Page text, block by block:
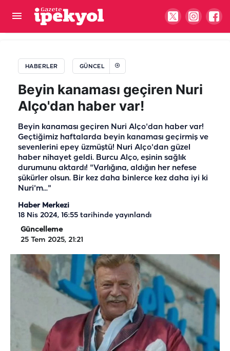
HABERLER GÜNCEL
Beyin kanaması geçiren Nuri
Alço'dan haber var!
Beyin kanaması geçiren Nuri Alço'dan haber var!
Geçtiğimiz haftalarda beyin kanaması geçirmiş ve
sevenlerini epey üzmüştü! Nuri Alço'dan güzel
haber nihayet geldi. Burcu Alço, eşinin sağlık
durumunu aktardı! "Varlığına, aldığın her nefese
şükürler olsun. Bir kez daha binlerce kez daha iyi ki
Nuri'm..."
Haber Merkezi
18 Nis 2024, 16:55 tarihinde yayınlandı
Güncelleme
25 Tem 2025, 21:21
Şanlıurfalılar IBAN’ları kontrol edin! 688 milyon